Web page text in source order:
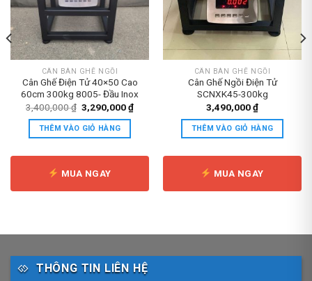
CÂN BÀN GHẾ NGỒI
Cân Ghế Điện Tử 40×50 Cao
60cm 300kg 8005- Đầu Inox
3,400,000₫ Giá
gốc
là:
3,400,000 ₫.
3,290,000₫Giá
3,290,000 ₫.
THÊM VÀO GIỎ HÀNG
MUA NGAY
CÂN BÀN GHẾ NGỒI
Cân Ghế Ngồi Điện Tử
SCNXK45-300kg
3,490,000₫
THÊM VÀO GIỎ HÀNG
MUA NGAY
THÔNG TIN LIÊN HỆ